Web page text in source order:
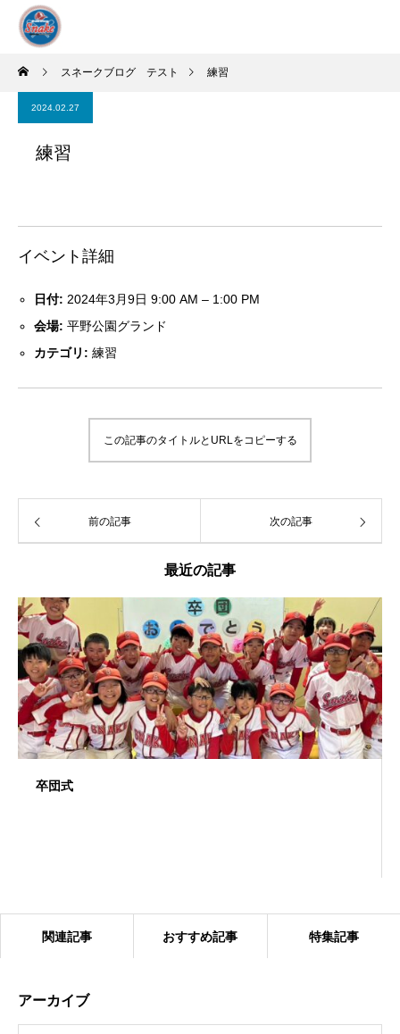
スネークブログ テスト 練習
2024.02.27
練習
イベント詳細
日付: 2024年3月9日 9:00 AM – 1:00 PM
会場: 平野公園グランド
カテゴリ: 練習
この記事のタイトルとURLをコピーする
前の記事 次の記事
最近の記事
卒団式
関連記事 おすすめ記事 特集記事
アーカイブ